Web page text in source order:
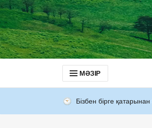
МӘЗІР
Бізбен бірге қатарынан